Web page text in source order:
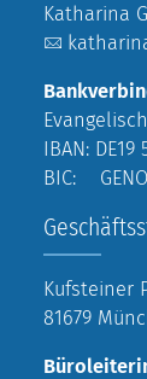
Katharina
IBAN:
BIC:
Kufsteiner
81679